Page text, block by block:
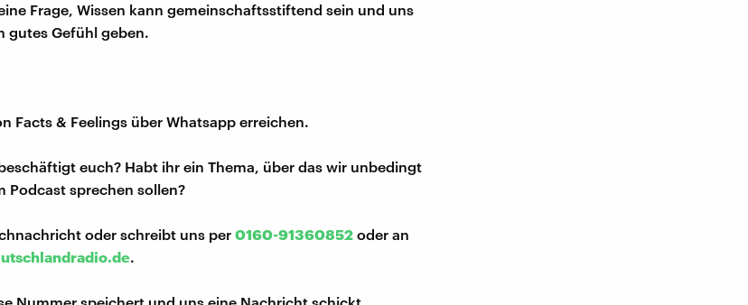
Frage, Wissen kann gemeinschaftsstiftend sein und uns
gutes Gefühl geben.
Facts & Feelings über Whatsapp erreichen.
euch? Habt ihr ein Thema, über das wir unbedingt
Podcast sprechen sollen?
oder schreibt uns per 0160-91360852 oder an
.